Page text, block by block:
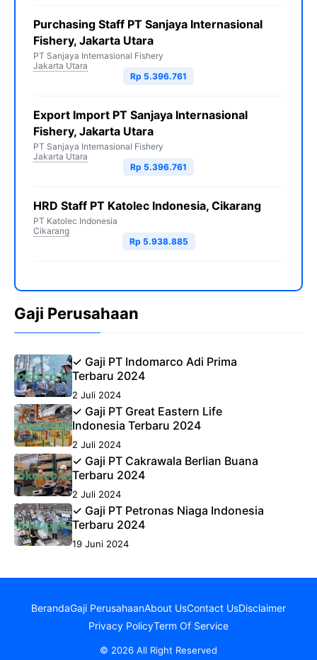
Purchasing Staff PT Sanjaya Internasional
Fishery, Jakarta Utara
PT Sanjaya Internasional Fishery
Jakarta Utara
Rp 5.396.761
Export Import PT Sanjaya Internasional
Fishery, Jakarta Utara
PT Sanjaya Internasional Fishery
Jakarta Utara
Rp 5.396.761
HRD Staff PT Katolec Indonesia, Cikarang
PT Katolec Indonesia
Cikarang
Rp 5.938.885
Gaji Perusahaan
✓ Gaji PT Indomarco Adi Prima
Terbaru 2024
2 Juli 2024
✓ Gaji PT Great Eastern Life
Indonesia Terbaru 2024
2 Juli 2024
✓ Gaji PT Cakrawala Berlian Buana
Terbaru 2024
2 Juli 2024
✓ Gaji PT Petronas Niaga Indonesia
Terbaru 2024
19 Juni 2024
BerandaGaji PerusahaanAbout UsContact UsDisclaimer
Privacy PolicyTerm Of Service
© 2026 All Right Reserved